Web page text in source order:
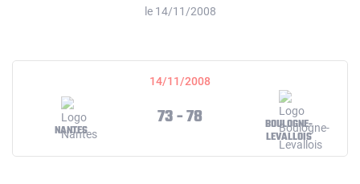
le 14/11/2008
14/11/2008
NANTES
73 - 78
BOULOGNE-
LEVALLOIS